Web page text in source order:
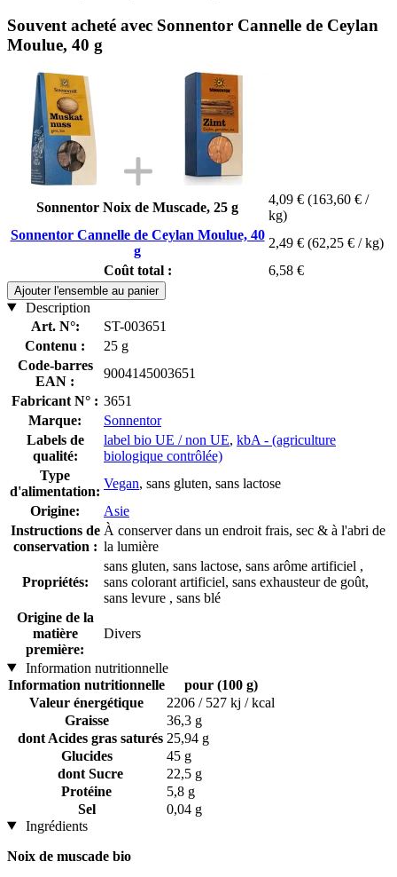
Souvent acheté avec Sonnentor Cannelle de Ceylan
Moulue, 40 g
Sonnentor Noix de Muscade, 25 g
4,09 € (163,60 € /
kg)
Sonnentor Cannelle de Ceylan Moulue, 40
g
2,49 € (62,25 € / kg)
Coût total :
6,58 €
Ajouter l'ensemble au panier
Description
Art. N°:
ST-003651
Contenu :
25 g
Code-barres
EAN :
9004145003651
Fabricant N° : 3651
Marque:
Sonnentor
Labels de
qualité:
label bio UE / non UE, kbA - (agriculture
biologique contrôlée)
Type
d'alimentation:
Vegan, sans gluten, sans lactose
Origine:
Asie
Instructions de
conservation :
À conserver dans un endroit frais, sec & à l'abri de
la lumière
Propriétés:
sans gluten, sans lactose, sans arôme artificiel ,
sans colorant artificiel, sans exhausteur de goût,
sans levure , sans blé
Origine de la
matière
première:
Divers
Information nutritionnelle
Information nutritionnelle
pour (100 g)
Valeur énergétique
2206 / 527 kj / kcal
Graisse
36,3 g
dont Acides gras saturés 25,94 g
Glucides
45 g
dont Sucre
22,5 g
Protéine
5,8 g
Sel
0,04 g
Ingrédients
Noix de muscade bio